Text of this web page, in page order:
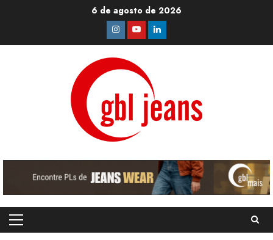
6 de agosto de 2026
Instagram
YoutubeLinkedin
Primary